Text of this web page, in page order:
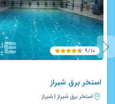
۹/۱۰
استخر برق شیراز
استخر برق شیراز | شیراز